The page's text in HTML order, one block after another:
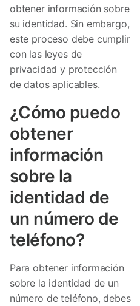
obtener información sobre
su identidad. Sin embargo,
este proceso debe cumplir
con las leyes de
privacidad y protección
de datos aplicables.
¿Cómo puedo
obtener
información
sobre la
identidad de
un número de
teléfono?
Para obtener información
sobre la identidad de un
número de teléfono, debes